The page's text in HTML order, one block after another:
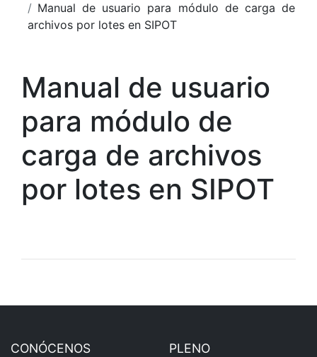
Manual de usuario para módulo de carga de
archivos por lotes en SIPOT
Manual de usuario
para módulo de
carga de archivos
por lotes en SIPOT
CONÓCENOS PLENO